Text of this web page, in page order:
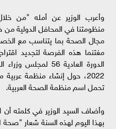
وأعرب الوزير عن أمله "من
منظومتنا في المحافل الدولية
مجال الصحة بما يتناسب مع
مغتنما هذه الفرصة لتجديد
2022، حول إنشاء منظمة
تحمل اسم منظمة الصحة العربية.
وأضاف السيد الوزير في كلمته أن
بهذا اليوم لهذه السنة شعار